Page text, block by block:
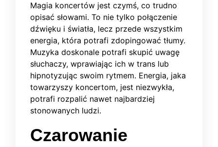
Magia koncertów jest czymś, co trudno
opisać słowami. To nie tylko połączenie
dźwięku i światła, lecz przede wszystkim
energia, która potrafi zdopingować tłumy.
Muzyka doskonale potrafi skupić uwagę
słuchaczy, wprawiając ich w trans lub
hipnotyzując swoim rytmem. Energia, jaka
towarzyszy koncertom, jest niezwykła,
potrafi rozpalić nawet najbardziej
stonowanych ludzi.
Czarowanie